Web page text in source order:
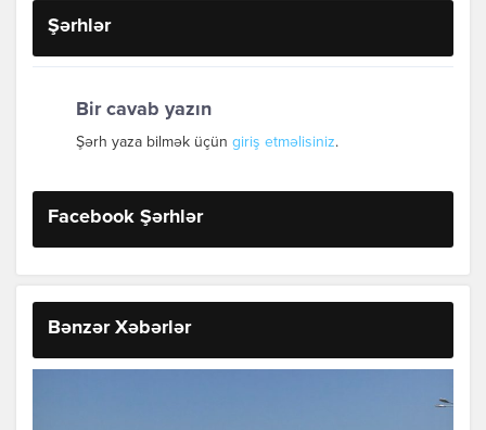
Şərhlər
Bir cavab yazın
Şərh yaza bilmək üçün giriş etməlisiniz.
Facebook Şərhlər
Bənzər Xəbərlər